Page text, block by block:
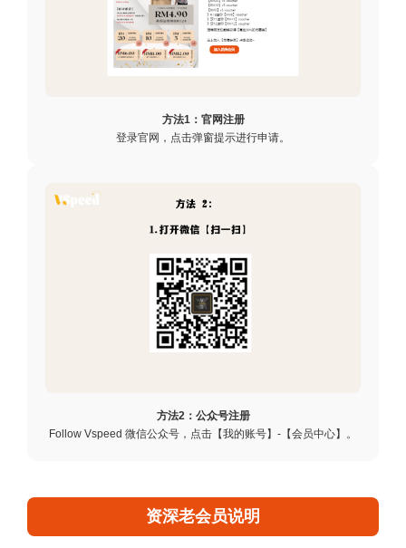
方法1：官网注册
登录官网，点击弹窗提示进行申请。
方法2：公众号注册
Follow Vspeed 微信公众号，点击【我的账号】-【会员中心】。
资深老会员说明